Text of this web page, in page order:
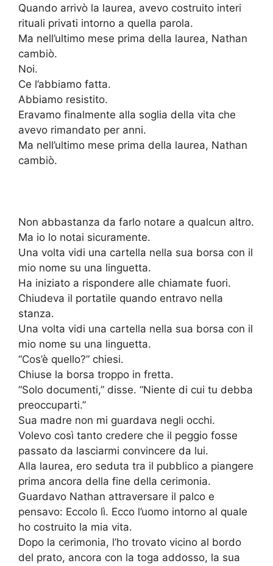
Quando arrivò la laurea, avevo costruito interi
rituali privati intorno a quella parola.
Ma nell’ultimo mese prima della laurea, Nathan
cambiò.
Noi.
Ce l’abbiamo fatta.
Abbiamo resistito.
Eravamo finalmente alla soglia della vita che
avevo rimandato per anni.
Ma nell’ultimo mese prima della laurea, Nathan
cambiò.
Non abbastanza da farlo notare a qualcun altro.
Ma io lo notai sicuramente.
Una volta vidi una cartella nella sua borsa con il
mio nome su una linguetta.
Ha iniziato a rispondere alle chiamate fuori.
Chiudeva il portatile quando entravo nella
stanza.
Una volta vidi una cartella nella sua borsa con il
mio nome su una linguetta.
“Cos’è quello?” chiesi.
Chiuse la borsa troppo in fretta.
“Solo documenti,” disse. “Niente di cui tu debba
preoccuparti.”
Sua madre non mi guardava negli occhi.
Volevo così tanto credere che il peggio fosse
passato da lasciarmi convincere da lui.
Alla laurea, ero seduta tra il pubblico a piangere
prima ancora della fine della cerimonia.
Guardavo Nathan attraversare il palco e
pensavo: Eccolo lì. Ecco l’uomo intorno al quale
ho costruito la mia vita.
Dopo la cerimonia, l’ho trovato vicino al bordo
del prato, ancora con la toga addosso, la sua